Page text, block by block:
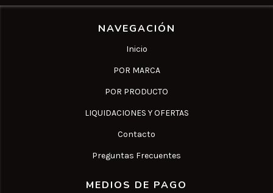
NAVEGACIÓN
Inicio
POR MARCA
POR PRODUCTO
LIQUIDACIONES Y OFERTAS
Contacto
Preguntas Frecuentes
MEDIOS DE PAGO